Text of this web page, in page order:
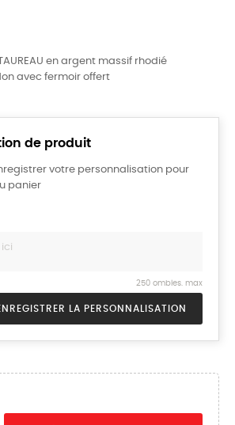
en argent massif rhodié
avec fermoir offert
de produit
votre personnalisation pour
panier
250 ombles. max
LA PERSONNALISATION